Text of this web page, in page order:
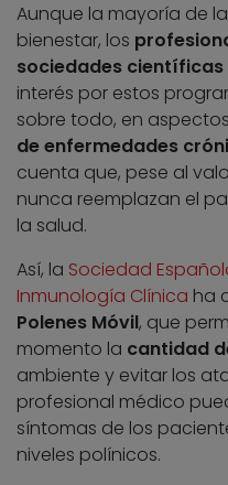
Aunque la mayoría de
bienestar, los
sociedades científicas
interés por estos
sobre todo, en
de enfermedades
cuenta que, pese al
nunca reemplazan el
la salud.
Así, la Sociedad
Inmunología Clínica ha
Polenes Móvil, que
momento la cantidad
ambiente y evitar los
profesional médico
síntomas de los
niveles polínicos.